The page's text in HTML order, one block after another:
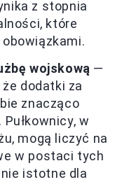
z stopnia
które
wojskową —
dodatki za
znacząco
w
mogą liczyć na
w postaci tych
istotne dla